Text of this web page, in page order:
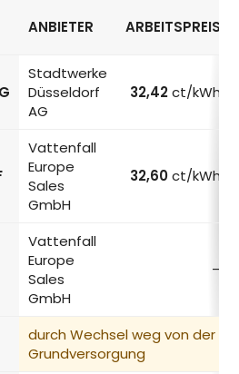
nach Tarif-Kategorie
ANBIETER ARBEITSPREIS
Stadtwerke
Düsseldorf
AG
32,42ct/kWh
Vattenfall
Europe
Sales
GmbH
32,60ct/kWh
Vattenfall
Europe
Sales
GmbH
–
durch Wechsel weg von der
Grundversorgung